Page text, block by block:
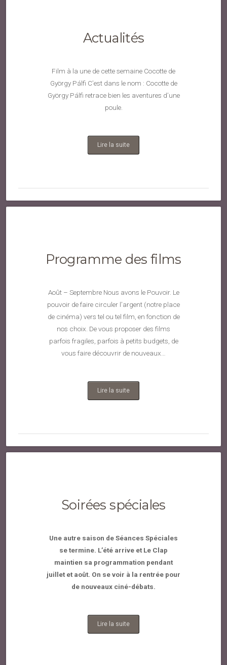
Actualités
Film à la une de cette semaine Cocotte de
György Pálfi C’est dans le nom : Cocotte de
György Pálfi retrace bien les aventures d’une
poule.
Lire la suite
Programme des films
Août – Septembre Nous avons le Pouvoir. Le
pouvoir de faire circuler l’argent (notre place
de cinéma) vers tel ou tel film, en fonction de
nos choix. De vous proposer des films
parfois fragiles, parfois à petits budgets, de
vous faire découvrir de nouveaux…
Lire la suite
Soirées spéciales
Une autre saison de Séances Spéciales
se termine. L’été arrive et Le Clap
maintien sa programmation pendant
juillet et août. On se voir à la rentrée pour
de nouveaux ciné-débats.
Lire la suite